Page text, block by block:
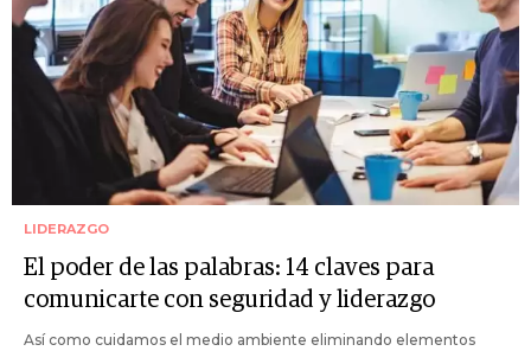
LIDERAZGO
El poder de las palabras: 14 claves para
comunicarte con seguridad y liderazgo
Así como cuidamos el medio ambiente eliminando elementos